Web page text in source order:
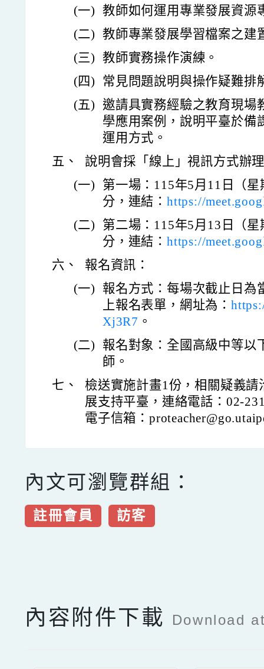
(一) 教師如何運用專業發展資源
(二) 教師專業發展學習檔案之建
(三) 教師實務操作演練。
(四)
常見問題說明與操作疑難排
(五) 邀請具實務經驗之教育現場
學應用案例，說明平臺於備
運用方式。
五、
說明會採「線上」視訊方式辦
(一)
第一場：115年5月11日（
分，連結： https://
(二)
第二場：115年5月13日（
分，連結： https://
六、
報名資訊：
(一)
報名方式：每場次截止日為
上報名表單，網址為：
Xj3R7 。
(二)
報名對象：全國高級中等以
師。
七、
檢送實施計畫1份，相關疑義
展支持平臺，連絡電話：02-
電子信箱：
內文可瀏覽群組：
註冊會員 訪客
內容附件下載 Download